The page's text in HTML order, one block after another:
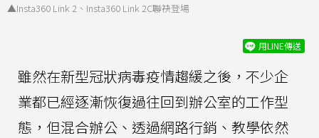
▲Insta360 Link 2、Insta360 Link 2C聯袂登場
用LINE傳送
雖然在新型冠狀病毒疫情趨緩之後，不少企
業都已經逐漸恢復過往回到辦公室的工作型
態，但混合辦公、透過網路行銷、教學依然